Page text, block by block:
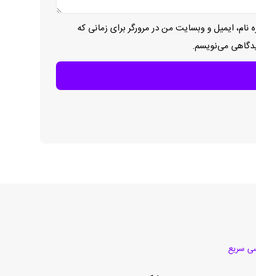
نام، ایمیل و وبسایت من در مرورگر برای زمانی که
می‌نویسم.
سریع